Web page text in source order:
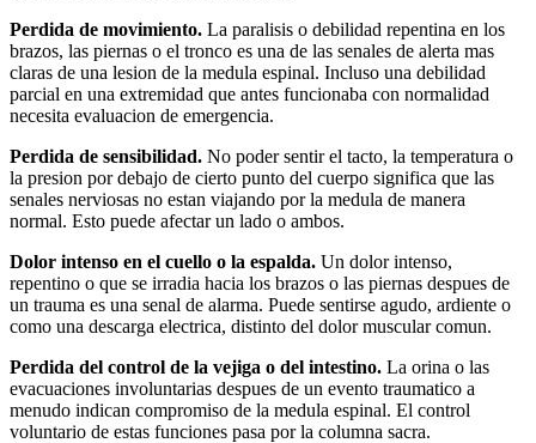
Perdida de movimiento. La paralisis o debilidad repentina en los
brazos, las piernas o el tronco es una de las senales de alerta mas
claras de una lesion de la medula espinal. Incluso una debilidad
parcial en una extremidad que antes funcionaba con normalidad
necesita evaluacion de emergencia.
Perdida de sensibilidad. No poder sentir el tacto, la temperatura o
la presion por debajo de cierto punto del cuerpo significa que las
senales nerviosas no estan viajando por la medula de manera
normal. Esto puede afectar un lado o ambos.
Dolor intenso en el cuello o la espalda. Un dolor intenso,
repentino o que se irradia hacia los brazos o las piernas despues de
un trauma es una senal de alarma. Puede sentirse agudo, ardiente o
como una descarga electrica, distinto del dolor muscular comun.
Perdida del control de la vejiga o del intestino. La orina o las
evacuaciones involuntarias despues de un evento traumatico a
menudo indican compromiso de la medula espinal. El control
voluntario de estas funciones pasa por la columna sacra.